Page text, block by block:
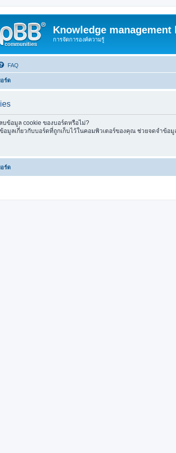
Knowledge management
การจัดการองค์ความรู้
FAQ
ร์ด
บข้อมูล cookie ของบอร์ดหรือไม่?
อมูลเกี่ยวกับบอร์ดที่ถูกเก็บไว้ในคอมพิวเตอร์ของคุณ ช่วยจดจำข้อมู
ร์ด